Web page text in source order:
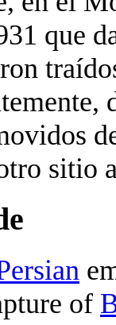
que
sitio
of